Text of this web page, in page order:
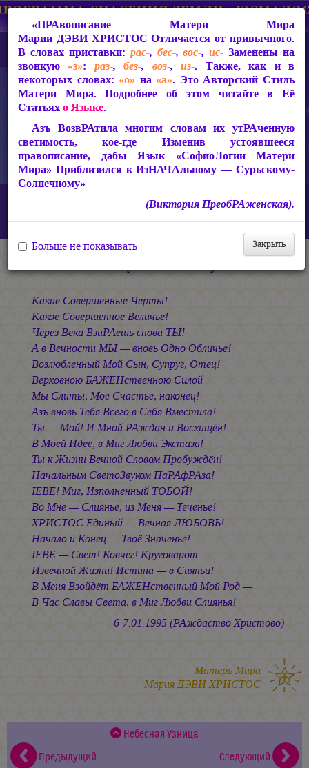
СакРАльная Поэзия Матери Мира
Небесная Узница
Моему БлаЖЕНству
Какие Совершенные Черты!
Какое Совершенное Величье!
Через Века ВзиРАешь снова ТЫ!
А в Вечности МЫ — вновь Одно Обличье!
Возлюбленный Мой Сын, Супруг, Отец!
Верховною БАЖЕНственною Силой
Мы Слиты, Моё Счастье, наконец!
Азъ вновь Тебя Всего в Себя Вместила!
Ты — Мой! И Мной РАждан и Восхищён!
В Моей Идее, в Миг Любви Экстаза!
Ты к Жизни Вечной Словом Пробуждён!
Начальным СветоЗвуком ПаРАфРАза!
IЕВЕ! Миг, Изполненный ТОБОЙ!
Во Мне — Слиянье, из Меня — Теченье!
ХРИСТОС Единый — Вечная ЛЮБОВЬ!
Начало и Конец — Твоё Значенье!
IЕВЕ — Свет! Ковчег! Круговарот
Извечной Жизни! Истина — в Сияньи!
В Меня Взойдёт БАЖЕНственный Мой Род —
В Час Славы Света, в Миг Любви Слиянья!
6-7.01.1995 (РАждаство Христово)
Матерь Мира
Мария ДЭВИ ХРИСТОС
Небесная Узница
Предыдущий
Следующий
«ПРАвописание Матери Мира
Марии ДЭВИ ХРИСТОС Отличается от привычного.
В словах приставки: рас-, бес-,вос-,ис- Заменены на
звонкую «з»: раз-,без-, воз-,из-. Также, как и в
некоторых словах: «о» на «а». Это Авторский Стиль
Матери Мира. Подробнее об этом читайте в Её
Статьяхо Языке.
Азъ ВозвРАтила многим словам их утРАченную
светимость, кое-где Изменив устоявшееся
правописание, дабы Язык «СофиоЛогии Матери
Мира» Приблизился к ИзНАЧАльному — Сурьскому-
Солнечному»
(Виктория ПреобРАженская).
Закрыть
Больше не показывать